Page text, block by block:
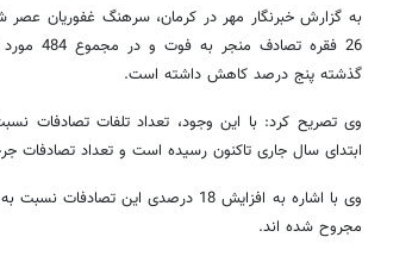
به گزارش خبرنگار مهر در کرمان، سرهنگ غفوریان
26 فقره
گذشته پنج درصد کاهش داشته است.
ابتدای سال جاری تاکنون رسیده است و تعداد تصادفات جرحی نیز در
مجروح شده اند.